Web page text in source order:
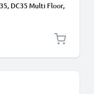
DC35 Multi Floor,